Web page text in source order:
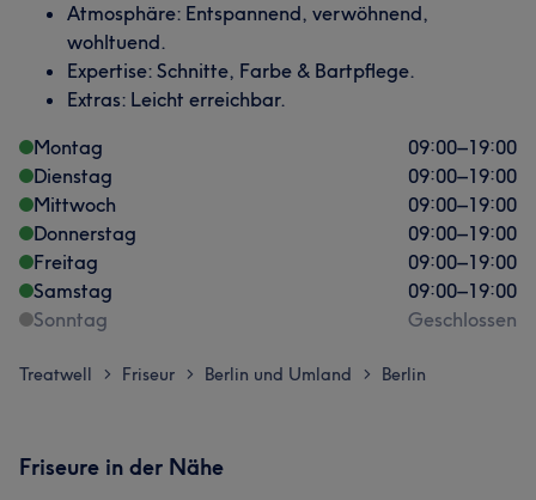
Atmosphäre: Entspannend, verwöhnend,
wohltuend.
Expertise: Schnitte, Farbe & Bartpflege.
Extras: Leicht erreichbar.
Montag
09:00–19:00
Dienstag
09:00–19:00
Mittwoch
09:00–19:00
Donnerstag
09:00–19:00
Freitag
09:00–19:00
Samstag
09:00–19:00
Sonntag
Geschlossen
Treatwell > Friseur > Berlin und Umland > Berlin
Friseure in der Nähe